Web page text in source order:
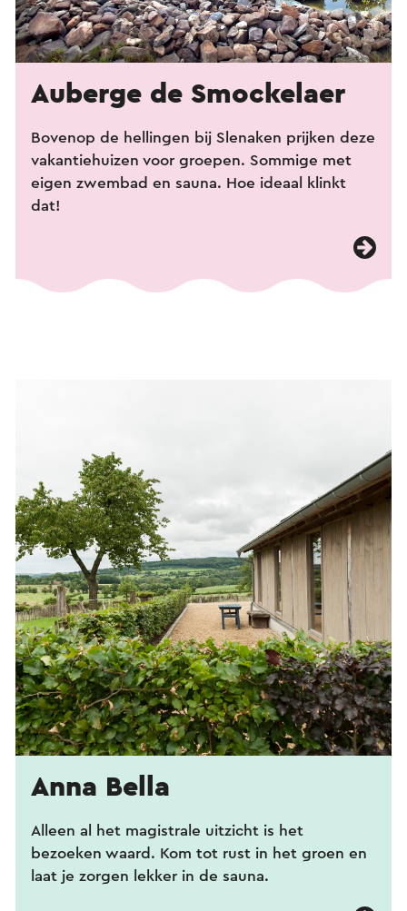
Auberge de Smockelaer
Bovenop de hellingen bij Slenaken prijken deze
vakantiehuizen voor groepen. Sommige met
eigen zwembad en sauna. Hoe ideaal klinkt
dat!
Anna Bella
Alleen al het magistrale uitzicht is het
bezoeken waard. Kom tot rust in het groen en
laat je zorgen lekker in de sauna.